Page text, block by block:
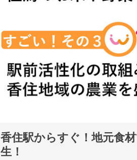
香住駅からすぐ！地元食
生！